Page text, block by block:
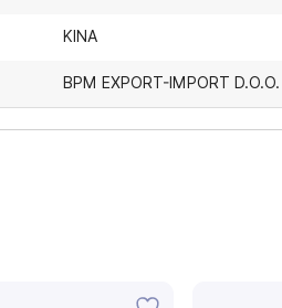
KINA
BPM EXPORT-IMPORT D.O.O.